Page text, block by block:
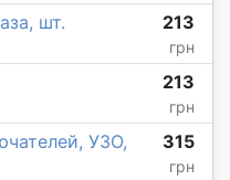
шт. 213
грн
213
грн
УЗО,
315
грн